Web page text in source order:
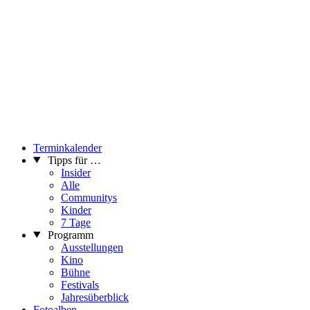
Terminkalender
Tipps für …
Insider
Alle
Communitys
Kinder
7 Tage
Programm
Ausstellungen
Kino
Bühne
Festivals
Jahresüberblick